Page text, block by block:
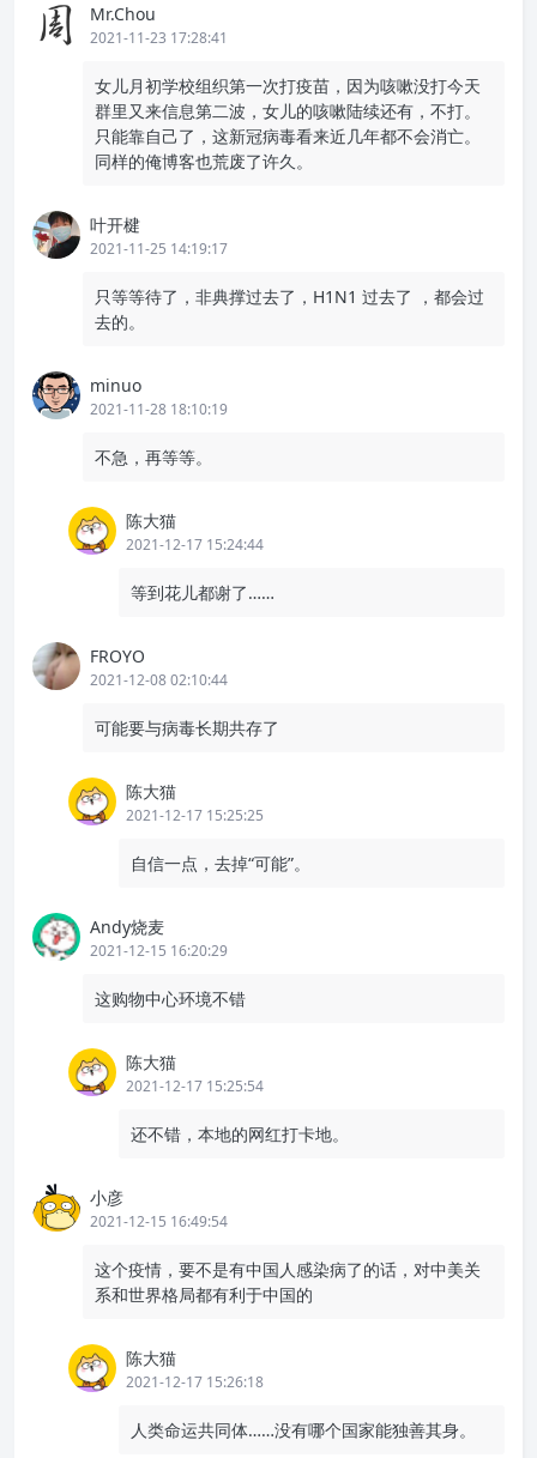
Mr.Chou
2021-11-23 17:28:41
女儿月初学校组织第一次打疫苗，因为咳嗽没打今天
群里又来信息第二波，女儿的咳嗽陆续还有，不打。
只能靠自己了，这新冠病毒看来近几年都不会消亡。
同样的俺博客也荒废了许久。
叶开楗
2021-11-25 14:19:17
只等等待了，非典撑过去了，H1N1 过去了 ，都会过
去的。
minuo
2021-11-28 18:10:19
不急，再等等。
陈大猫
2021-12-17 15:24:44
等到花儿都谢了……
FROYO
2021-12-08 02:10:44
可能要与病毒长期共存了
陈大猫
2021-12-17 15:25:25
自信一点，去掉“可能”。
Andy烧麦
2021-12-15 16:20:29
这购物中心环境不错
陈大猫
2021-12-17 15:25:54
还不错，本地的网红打卡地。
小彦
2021-12-15 16:49:54
这个疫情，要不是有中国人感染病了的话，对中美关
系和世界格局都有利于中国的
陈大猫
2021-12-17 15:26:18
人类命运共同体……没有哪个国家能独善其身。